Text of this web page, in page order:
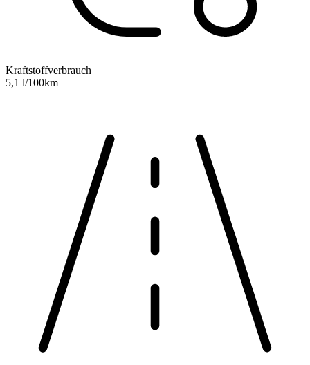
Kraftstoffverbrauch
5,1 l/100km